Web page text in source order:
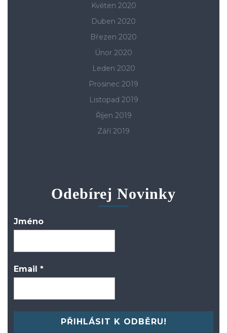
Květen 2020
Duben 2020
Březen 2020
Únor 2020
Leden 2020
Prosinec 2019
Listopad 2019
Říjen 2019
Září 2019
Odebírej Novinky
Jméno
Email *